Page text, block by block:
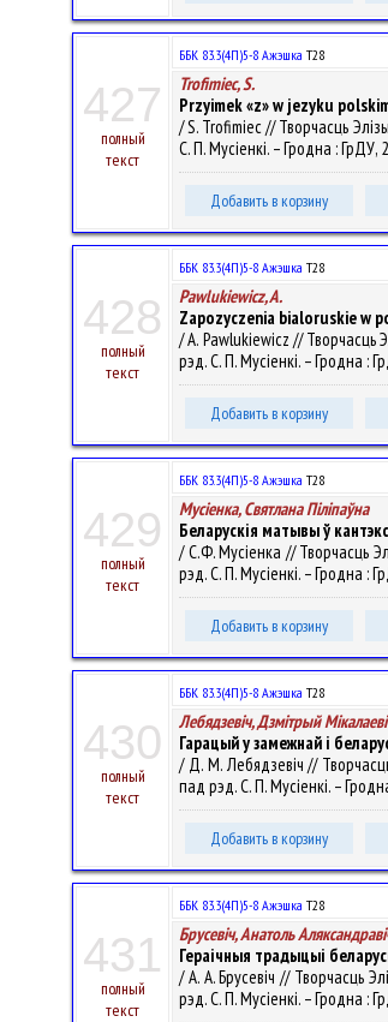
427
полный
текст
ББК 83.3(4П)5-8 Ажэшка Т28
Trofimiec, S.
Przyimek «z» w jezyku
/ S. Trofimiec // Творчасць
С. П. Мусіенкі. – Гродна : ГрДУ,
Добавить в корзину
428
полный
текст
ББК 83.3(4П)5-8 Ажэшка Т28
Pawlukiewicz, A.
Zapozyczenia bialoruskie w
/ A. Pawlukiewicz // Творчасць
рэд. С. П. Мусіенкі. – Гродна :
Добавить в корзину
429
полный
текст
ББК 83.3(4П)5-8 Ажэшка Т28
Мусіенка, Святлана Піліпаўна
Беларускія матывы ў
/ С.Ф. Мусіенка // Творчасць
рэд. С. П. Мусіенкі. – Гродна :
Добавить в корзину
430
полный
текст
ББК 83.3(4П)5-8 Ажэшка Т28
Лебядзевіч, Дзмітрый
Гарацый у замежнай і
/ Д. М. Лебядзевіч //
пад рэд. С. П. Мусіенкі. –
Добавить в корзину
431
полный
текст
ББК 83.3(4П)5-8 Ажэшка Т28
Брусевіч, Анатоль
Гераічныя традыцыі
/ А. А. Брусевіч // Творчасць
рэд. С. П. Мусіенкі. – Гродна :